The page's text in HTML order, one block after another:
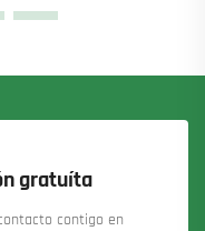
gratuíta
contigo en